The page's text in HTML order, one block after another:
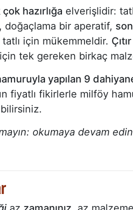
hazırlığa elverişlidir:
bir aperatif,
tatlı için mükemmeldir.
tek gereken birkaç
yapılan 9
fiyatlı fikirlerle milföy
okumaya devam